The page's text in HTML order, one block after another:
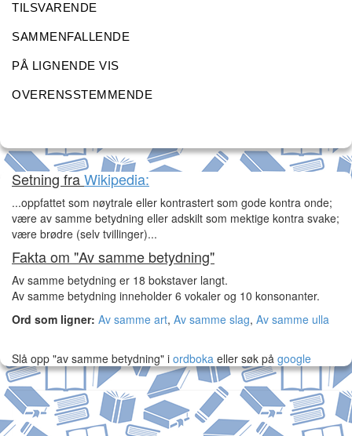
TILSVARENDE
SAMMENFALLENDE
PÅ LIGNENDE VIS
OVERENSSTEMMENDE
Setning fraWikipedia:
...oppfattet som nøytrale eller kontrastert som gode kontra onde;
være av samme betydning eller adskilt som mektige kontra svake;
være brødre (selv tvillinger)...
Fakta om "Av samme betydning"
Av samme betydning er 18 bokstaver langt.
Av samme betydning inneholder 6 vokaler og 10 konsonanter.
Ord som ligner: Av samme art, Av samme slag, Av samme ulla
Slå opp "av samme betydning" i ordboka eller søk på google